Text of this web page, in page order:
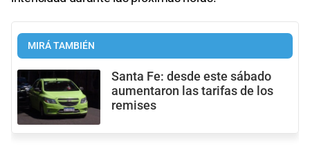
MIRÁ TAMBIÉN
Santa Fe: desde este sábado
aumentaron las tarifas de los
remises